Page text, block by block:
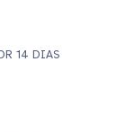
14 DIAS